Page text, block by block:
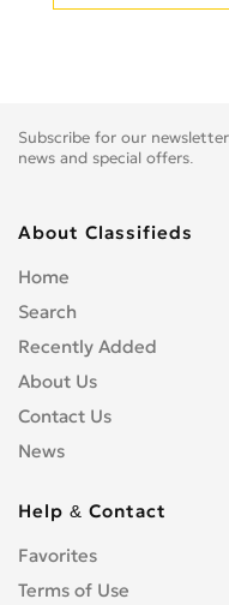
Subscribe for our
news and special offers.
About Classifieds
Home
Search
Recently Added
About Us
Contact Us
News
Help & Contact
Favorites
Terms of Use